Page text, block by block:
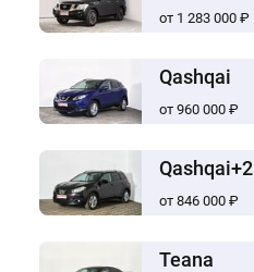
от 1 283 000 ₽
Qashqai
от 960 000 ₽
Qashqai+2
от 846 000 ₽
Teana